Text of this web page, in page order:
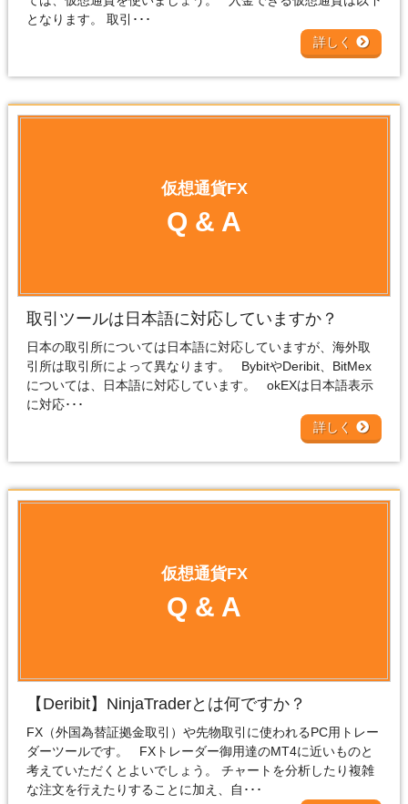
となります。 取引･･･
詳しく
仮想通貨FX
Q & A
取引ツールは日本語に対応していますか？
日本の取引所については日本語に対応していますが、海外取
引所は取引所によって異なります。 BybitやDeribit、BitMex
については、日本語に対応しています。 okEXは日本語表示
に対応･･･
詳しく
仮想通貨FX
Q & A
【Deribit】NinjaTraderとは何ですか？
FX（外国為替証拠金取引）や先物取引に使われるPC用トレー
ダーツールです。 FXトレーダー御用達のMT4に近いものと
考えていただくとよいでしょう。 チャートを分析したり複雑
な注文を行えたりすることに加え、自･･･